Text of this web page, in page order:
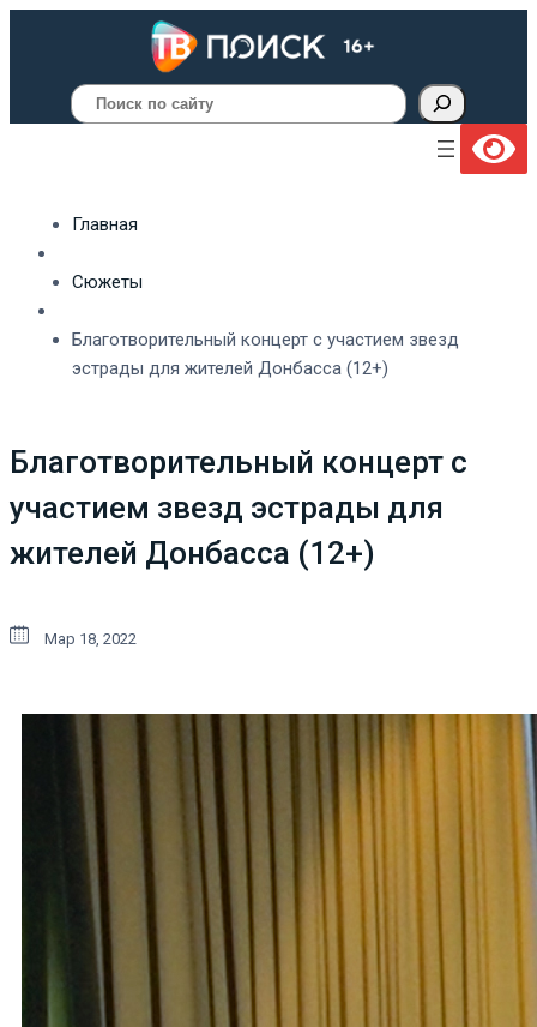
Поиск
Главная
Сюжеты
Благотворительный концерт с участием звезд
эстрады для жителей Донбасса (12+)
Благотворительный концерт с
участием звезд эстрады для
жителей Донбасса (12+)
Мар 18, 2022